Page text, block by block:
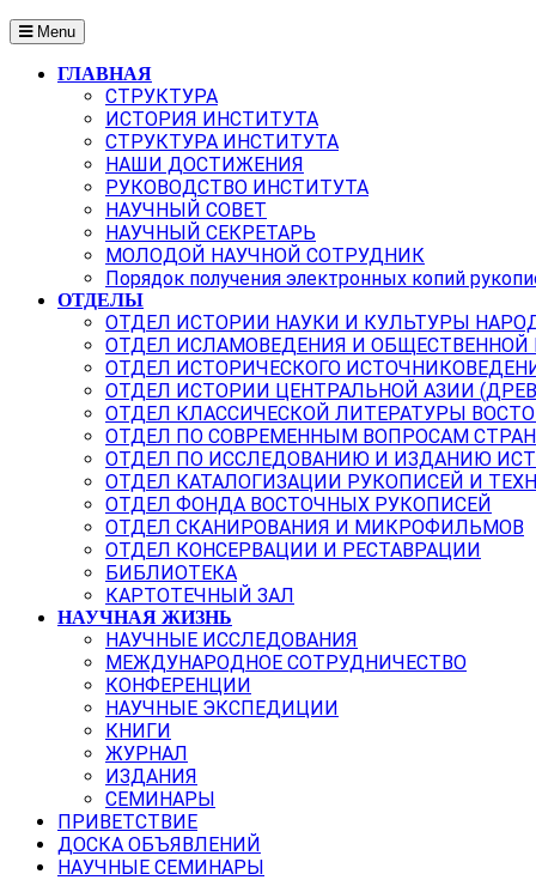
Menu
ГЛАВНАЯ
СТРУКТУРА
ИСТОРИЯ ИНСТИТУТА
СТРУКТУРА ИНСТИТУТА
НАШИ ДОСТИЖЕНИЯ
РУКОВОДСТВО ИНСТИТУТА
НАУЧНЫЙ СОВЕТ
НАУЧНЫЙ СЕКРЕТАРЬ
МОЛОДОЙ НАУЧНОЙ СОТРУДНИК
Порядок получения электронных копий
ОТДЕЛЫ
ОТДЕЛ ИСТОРИИ НАУКИ И КУЛЬТУРЫ
ОТДЕЛ ИСЛАМОВЕДЕНИЯ И
ОТДЕЛ ИСТОРИЧЕСКОГО
ОТДЕЛ ИСТОРИИ ЦЕНТРАЛЬНОЙ АЗИИ
ОТДЕЛ КЛАССИЧЕСКОЙ ЛИТЕРАТУРЫ
ОТДЕЛ ПО СОВРЕМЕННЫМ ВОПРОСАМ
ОТДЕЛ ПО ИССЛЕДОВАНИЮ И ИЗДАНИЮ
ОТДЕЛ КАТАЛОГИЗАЦИИ РУКОПИСЕЙ И
ОТДЕЛ ФОНДА ВОСТОЧНЫХ РУКОПИСЕЙ
ОТДЕЛ СКАНИРОВАНИЯ И МИКРОФИЛЬМОВ
ОТДЕЛ КОНСЕРВАЦИИ И РЕСТАВРАЦИИ
БИБЛИОТЕКА
КАРТОТЕЧНЫЙ ЗАЛ
НАУЧНАЯ ЖИЗНЬ
НАУЧНЫЕ ИССЛЕДОВАНИЯ
МЕЖДУНАРОДНОЕ СОТРУДНИЧЕСТВО
КОНФЕРЕНЦИИ
НАУЧНЫЕ ЭКСПЕДИЦИИ
КНИГИ
ЖУРНАЛ
ИЗДАНИЯ
СЕМИНАРЫ
ПРИВЕТСТВИЕ
ДОСКА ОБЪЯВЛЕНИЙ
НАУЧНЫЕ СЕМИНАРЫ